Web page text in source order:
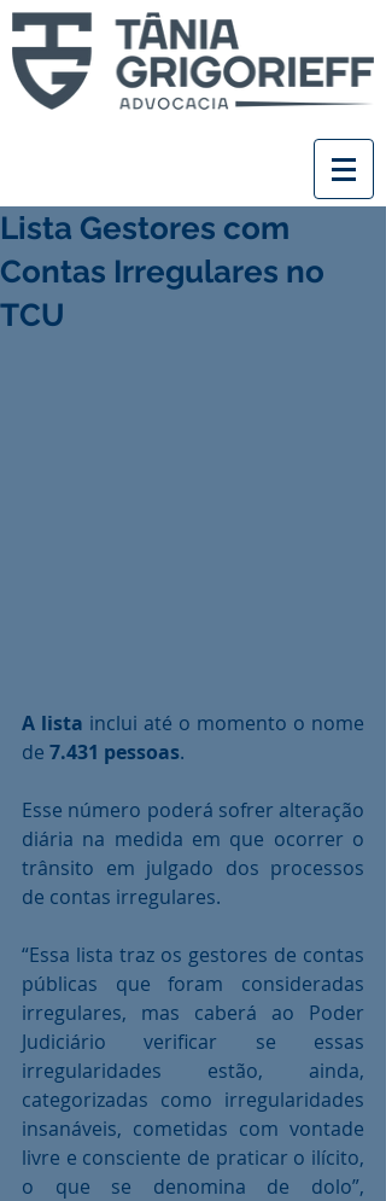
Lista Gestores com
Contas Irregulares no
TCU
A lista inclui até o momento o nome
de 7.431 pessoas.
Esse número poderá sofrer alteração
diária na medida em que ocorrer o
trânsito em julgado dos processos
de contas irregulares.
“Essa lista traz os gestores de contas
públicas que foram consideradas
irregulares, mas caberá ao Poder
Judiciário verificar se essas
irregularidades estão, ainda,
categorizadas como irregularidades
insanáveis, cometidas com vontade
livre e consciente de praticar o ilícito,
o que se denomina de dolo”,